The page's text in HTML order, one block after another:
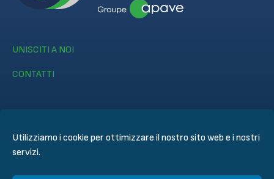
Utilizziamo i cookie per ottimizzare il nostro sito web e i nostri
servizi.
UNISCITI A NOI
CONTATTI